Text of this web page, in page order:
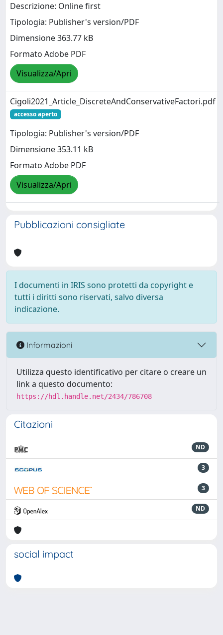
Descrizione: Online first
Tipologia: Publisher's version/PDF
Dimensione 363.77 kB
Formato Adobe PDF
Visualizza/Apri
Cigoli2021_Article_DiscreteAndConservativeFactori.pdf
accesso aperto
Tipologia: Publisher's version/PDF
Dimensione 353.11 kB
Formato Adobe PDF
Visualizza/Apri
Pubblicazioni consigliate
I documenti in IRIS sono protetti da copyright e
tutti i diritti sono riservati, salvo diversa
indicazione.
Informazioni
Utilizza questo identificativo per citare o creare un
link a questo documento:
https://hdl.handle.net/2434/786708
Citazioni
ND
3
3
ND
social impact